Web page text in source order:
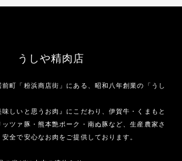
うしや精肉店
町「粉浜商店街」にある、昭和八年創業の「うし
味しいと思うお肉』にこだわり、伊賀牛・くまもと
ツァ豚・熊本艶ポーク・南ぬ豚など、生産農家さ
全で安心なお肉をご提供しております。